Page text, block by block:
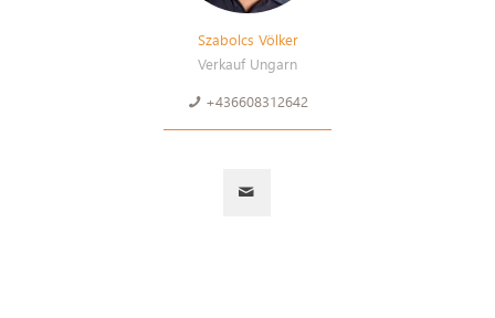
Szabolcs Völker
Verkauf Ungarn
+436608312642